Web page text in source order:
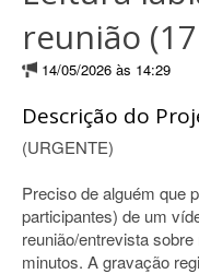
reunião
14/05/2026 às 14:29
Descrição do
(URGENTE)
Preciso de alguém que
participantes) de um
reunião/entrevista
minutos. A gravação